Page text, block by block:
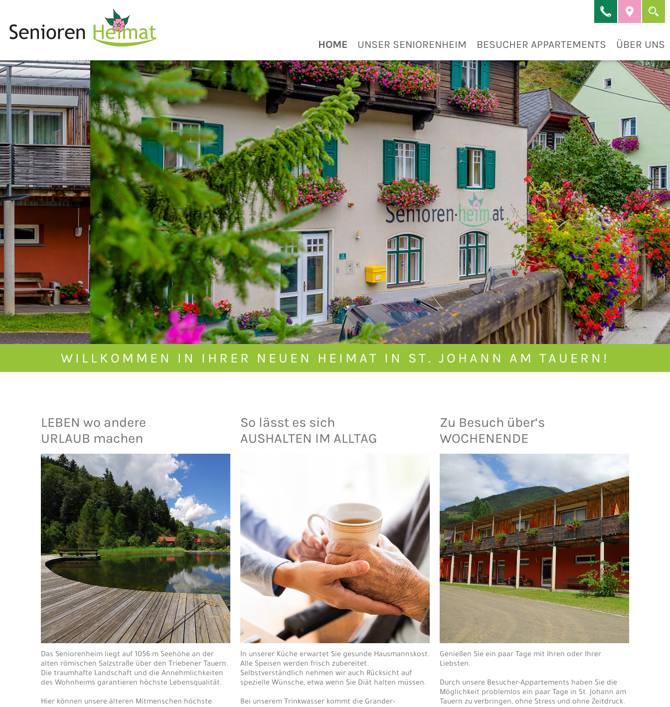
HOME UNSER SENIORENHEIM BESUCHER APPARTEMENTS ÜBER UNS
WILLKOMMEN IN IHRER NEUEN HEIMAT IN ST. JOHANN AM TAUERN!
LEBEN wo andere
URLAUB machen
Das Seniorenheim liegt auf 1056 m Seehöhe an der
alten römischen Salzstraße über den Triebener Tauern.
Die traumhafte Landschaft und die Annehmlichkeiten
des Wohnheims garantieren höchste Lebensqualität.
Hier können unsere älteren Mitmenschen höchste
So lässt es sich
AUSHALTEN IM ALLTAG
In unserer Küche erwartet Sie gesunde Hausmannskost.
Alle Speisen werden frisch zubereitet.
Selbstverständlich nehmen wir auch Rücksicht auf
spezielle Wünsche, etwa wenn Sie Diät halten müssen.
Bei unserem Trinkwasser kommt die Grander-
Zu Besuch über‘s
WOCHENENDE
Genießen Sie ein paar Tage mit Ihren oder Ihrer
Liebsten.
Durch unsere Besucher-Appartements haben Sie die
Möglichkeit problemlos ein paar Tage in St. Johann am
Tauern zu verbringen, ohne Stress und ohne Zeitdruck.